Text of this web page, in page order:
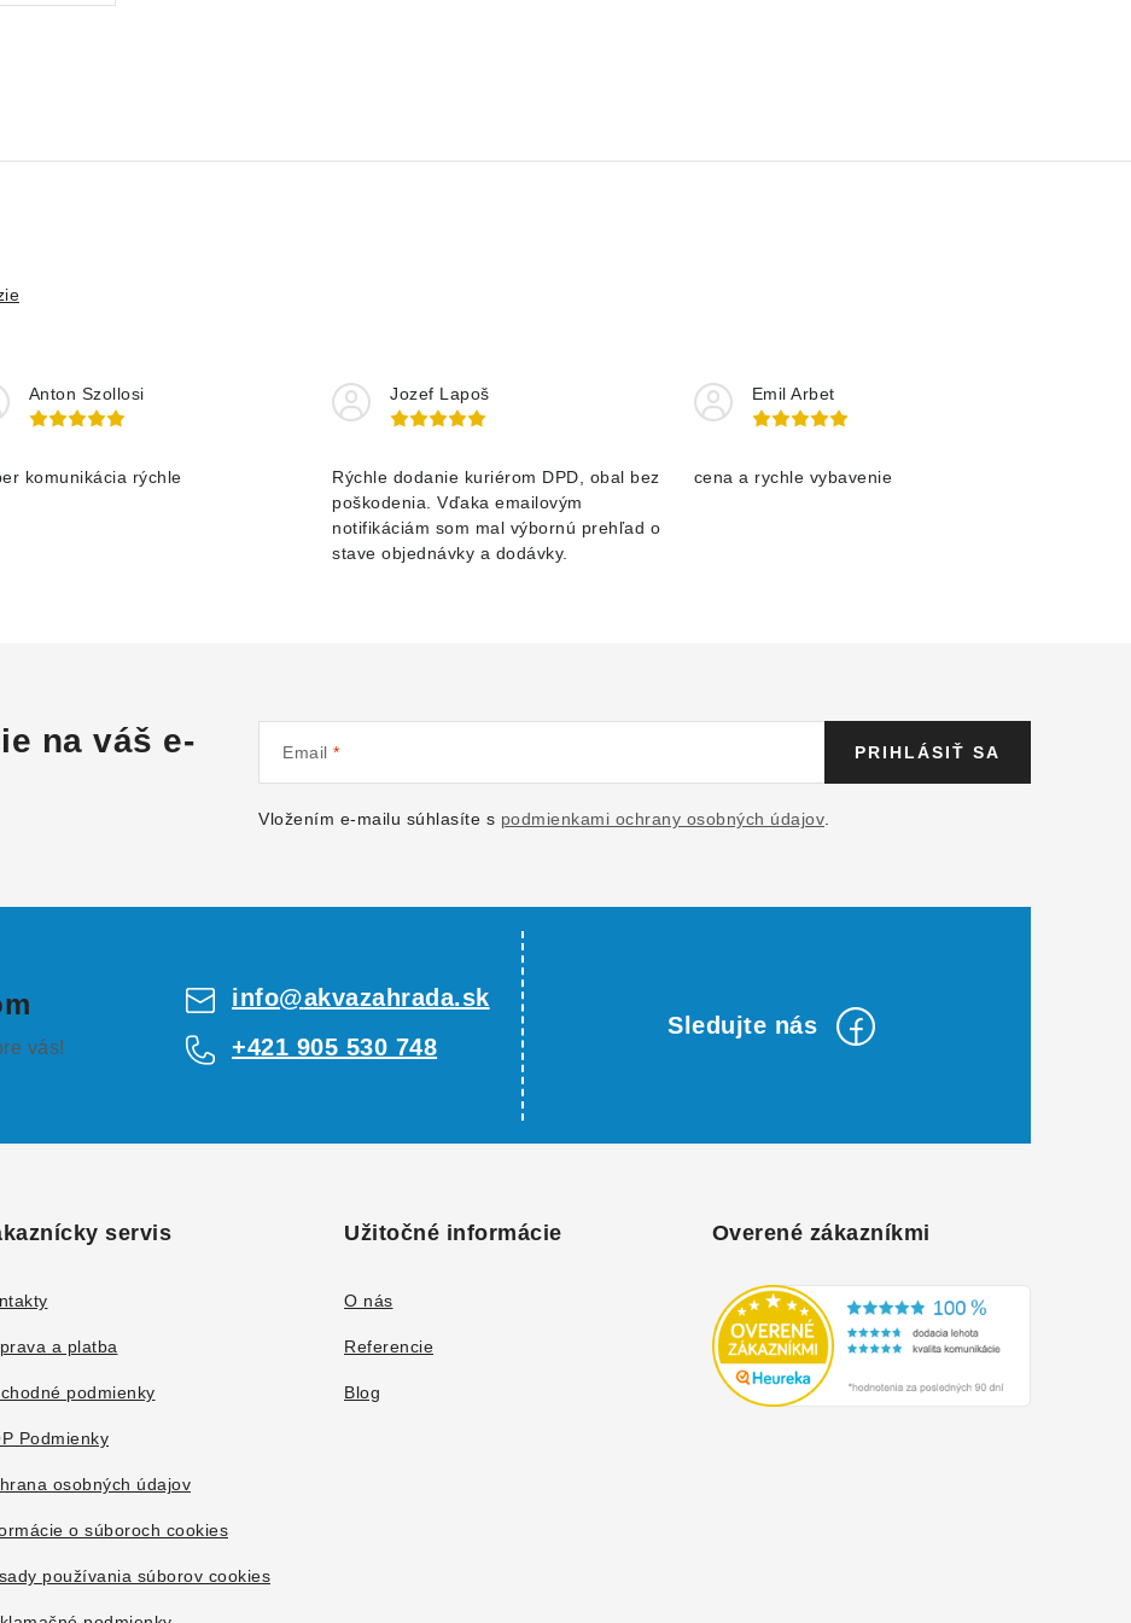
Anton Szollosi
komunikácia rýchle
Jozef Lapoš
Rýchle dodanie kuriérom DPD, obal bez
poškodenia. Vďaka emailovým
notifikáciám som mal výbornú prehľad o
stave objednávky a dodávky.
Emil Arbet
cena a rychle vybavenie
na váš e-
Email
Vložením e-mailu súhlasíte s podmienkami ochrany osobných údajov
PRIHLÁSIŤ SA
vás!
info@akvazahrada.sk
+421 905 530 748
servis
a platba
podmienky
Podmienky
osobných údajov
o súboroch cookies
používania súborov cookies
Užitočné informácie
O nás
Referencie
Blog
Overené zákazníkmi